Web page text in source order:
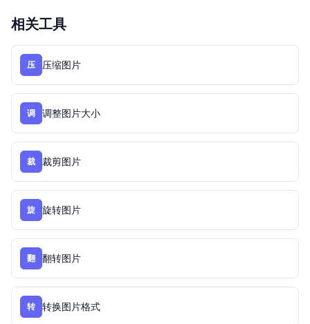
相关工具
压 压缩图片
调 调整图片大小
裁 裁剪图片
旋 旋转图片
翻 翻转图片
转 转换图片格式